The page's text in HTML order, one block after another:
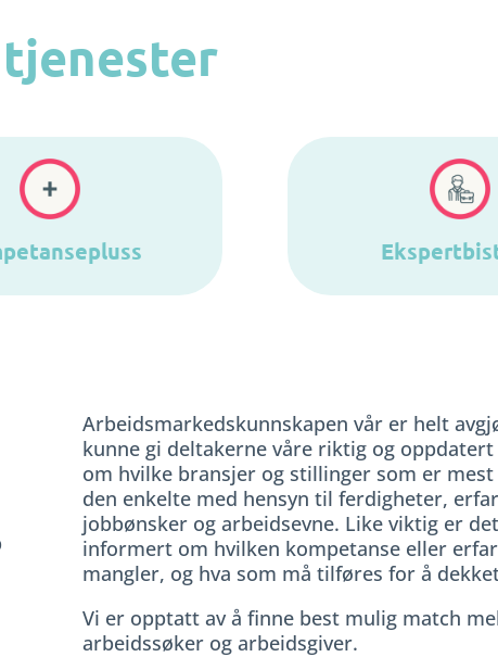
Arbeidsmarkedskunnskapen vår er helt
kunne gi deltakerne våre riktig og
om hvilke bransjer og stillinger som er
den enkelte med hensyn til ferdigheter,
jobbønsker og arbeidsevne. Like viktig er
informert om hvilken kompetanse eller
mangler, og hva som må tilføres for å
Vi er opptatt av å finne best mulig match
arbeidssøker og arbeidsgiver.